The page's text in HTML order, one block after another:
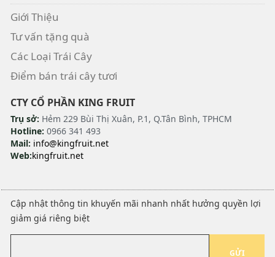
Giới Thiệu
Tư vấn tặng quà
Các Loại Trái Cây
Điểm bán trái cây tươi
CTY CỔ PHẦN KING FRUIT
Trụ sở: Hẻm 229 Bùi Thị Xuân, P.1, Q.Tân Bình, TPHCM
Hotline: 0966 341 493
Mail: info@kingfruit.net
Web:kingfruit.net
Cập nhật thông tin khuyến mãi nhanh nhất hưởng quyền lợi
giảm giá riêng biệt
GỬI